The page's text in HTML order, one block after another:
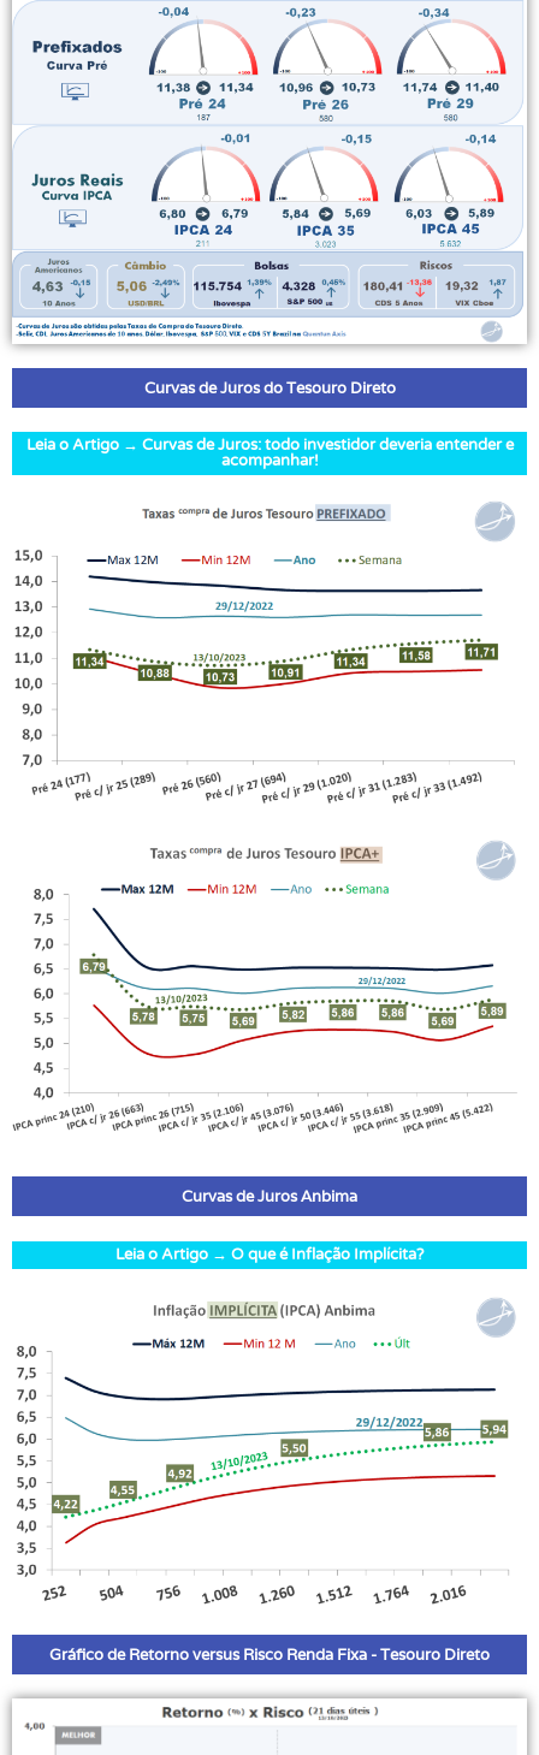
Curvas de Juros do Tesouro Direto
Leia o Artigo → Curvas de Juros: todo investidor deveria entender e
acompanhar!
Curvas de Juros Anbima
Leia o Artigo → O que é Inflação Implícita?
Gráfico de Retorno versus Risco Renda Fixa - Tesouro Direto